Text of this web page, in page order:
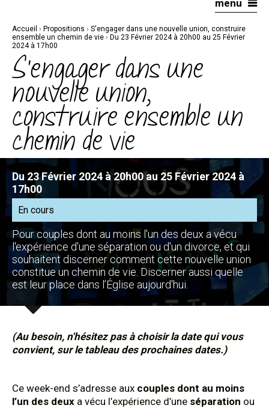
navigation
menu
Accueil › Propositions › S'engager dans une nouvelle union, construire
ensemble un chemin de vie › Du 23 Février 2024 à 20h00 au 25 Février
2024 à 17h00
S'engager dans une
nouvelle union,
construire ensemble un
chemin de vie
Du 23 Février 2024 à 20h00 au 25 Février 2024 à
17h00
En cours
Pour couples dont au moins l'un des deux a vécu
l'expérience d'une séparation ou d'un divorce, et qui
souhaitent discerner comment cette nouvelle union
constitue un chemin de vie. Discerner aussi quelle
est leur place dans l’Église aujourd'hui.
(Au besoin, n'hésitez pas à choisir la date qui vous
convient, sur le tableau des prochaines dates.)
Ce week-end s’adresse aux couples dont au moins
l’un des deux a vécu l’expérience d’une séparation ou